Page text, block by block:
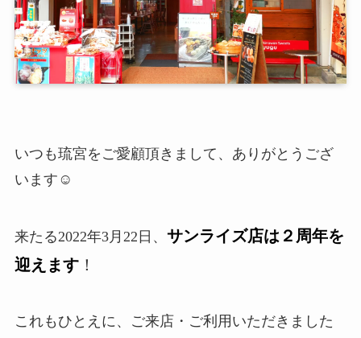
いつも琉宮をご愛顧頂きまして、ありがとうござ
います☺️
来たる2022年3月22日、 サンライズ店は２周年を
迎えます！
これもひとえに、ご来店・ご利用いただきました